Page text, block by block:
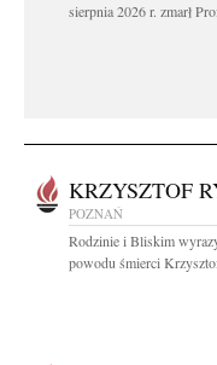
sierpnia 2026 r. zmarł
KRZYSZTOF
POZNAŃ
Rodzinie i Bliskim
powodu śmierci